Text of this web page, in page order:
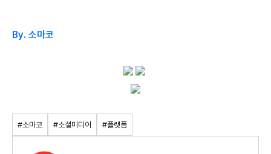
By. 소마코
#소마코 #소셜미디어 #플랫폼